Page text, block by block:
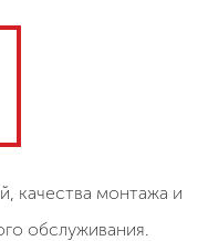
качества монтажа и
обслуживания.